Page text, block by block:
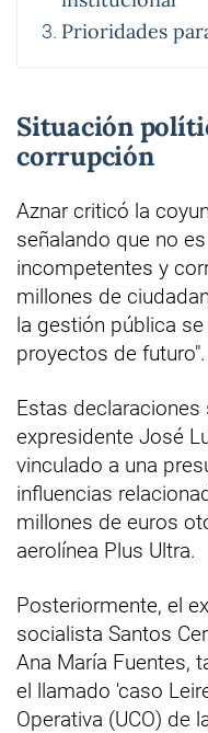
Prioridades
Situación
corrupción
Aznar criticó la
señalando que no
incompetentes y
millones de
la gestión pública
proyectos de futuro".
Estas
expresidente José
vinculado a una
influencias
millones de euros
aerolínea Plus Ultra.
Posteriormente, el
socialista Santos
Ana María Fuentes,
el llamado 'caso
Operativa (UCO) de